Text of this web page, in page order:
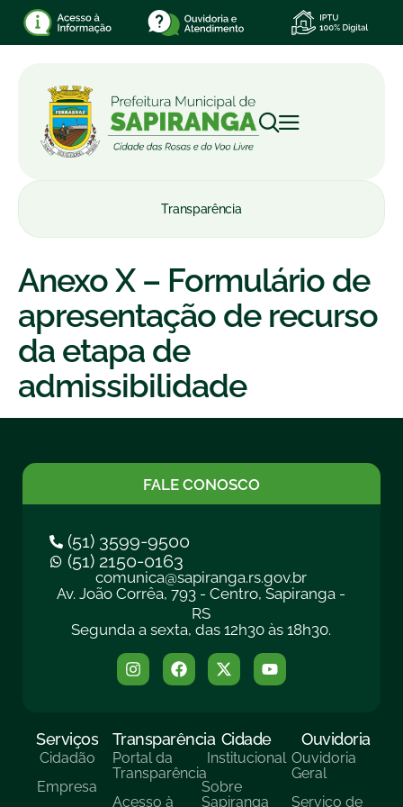
Transparência
Anexo X – Formulário de
apresentação de recurso
da etapa de
admissibilidade
FALE CONOSCO
(51) 3599-9500
(51) 2150-0163
comunica@sapiranga.rs.gov.br
Av. João Corrêa, 793 - Centro, Sapiranga -
RS
Segunda a sexta, das 12h30 às 18h30.
Serviços
Cidadão
Empresa
Transparência
Portal da
Transparência
Acesso à
Cidade
Institucional
Sobre
Sapiranga
Ouvidoria
Ouvidoria
Geral
Serviço de